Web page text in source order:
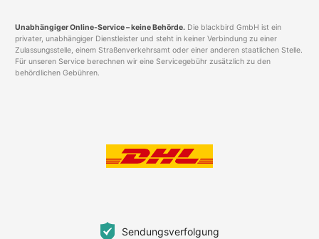
Unabhängiger Online-Service – keine Behörde. Die blackbird GmbH ist ein
privater, unabhängiger Dienstleister und steht in keiner Verbindung zu einer
Zulassungsstelle, einem Straßenverkehrsamt oder einer anderen staatlichen Stelle.
Für unseren Service berechnen wir eine Servicegebühr zusätzlich zu den
behördlichen Gebühren.
Sendungsverfolgung